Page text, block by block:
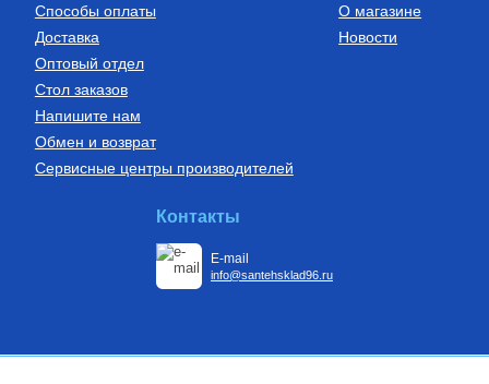
Способы оплаты
Доставка
Оптовый отдел
Стол заказов
Напишите нам
Обмен и возврат
Сервисные центры производителей
О магазине
Новости
Контакты
E-mail
info@santehsklad96.ru